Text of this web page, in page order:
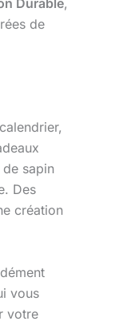
de
sapin
Des
création
vous
votre